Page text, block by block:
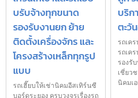
บรับจ้างทุกขนาด
รองรับงานยก ย้าย
ติดตั้งเครื่องจักร และ
โครงสร้างเหล็กทุกรูป
แบบ
รถเฮี๊ยบให้เช่านิคมอีสเทิร์นซี
บอร์ดระยอง ครบวงจรเรื่องรถ
บริก
ตะวั
รถเค
รถเค
รองรั
เชี่ยว
นิคมเ